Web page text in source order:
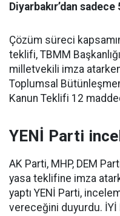
Diyarbakır’dan
Çözüm süreci
teklifi, TBMM
milletvekili imza
Toplumsal
Kanun Teklifi 12
YENİ Parti
AK Parti, MHP, DEM
yasa teklifine imza
yaptı YENİ Parti,
vereceğini duyurdu. İYİ